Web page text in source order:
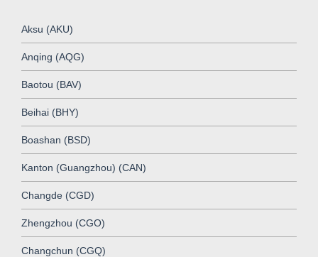
Aksu (AKU)
Anqing (AQG)
Baotou (BAV)
Beihai (BHY)
Boashan (BSD)
Kanton (Guangzhou) (CAN)
Changde (CGD)
Zhengzhou (CGO)
Changchun (CGQ)